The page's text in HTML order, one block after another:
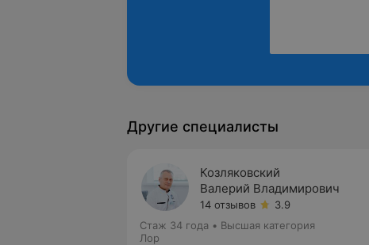
Другие специалисты
Козляковский
Валерий Владимирович
14 отзывов
3.9
Стаж 34 года • Высшая категория
Лор